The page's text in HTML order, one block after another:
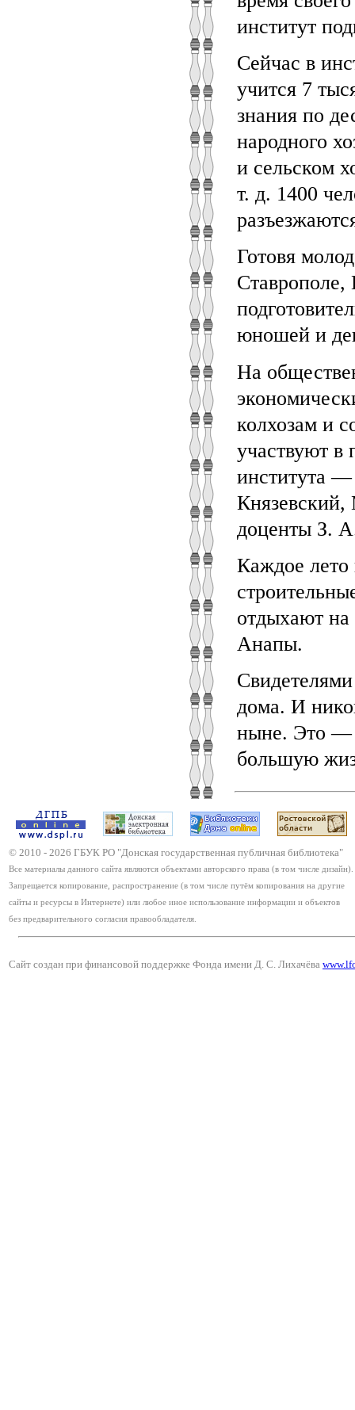
институт
Сейчас в
учится 7
знания по
народного
и сельском
т. д. 1400
Готовя
Ставрополе,
юношей и
На
колхозам и
участвуют в
института
доценты З.
Каждое лето
отдыхают на
Анапы.
дома. И
ныне. Это —
большую
© 2010 - 2026 ГБУК РО "Донская государственная публичная библиотека"
Все материалы данного сайта являются объектами авторского права (в том числе дизайн).
Запрещается копирование, распространение (в том числе путём копирования на другие
сайты и ресурсы в Интернете) или любое иное использование информации и объектов
без предварительного согласия правообладателя.
Сайт создан при финансовой поддержке Фонда имени Д. С. Лихачёва